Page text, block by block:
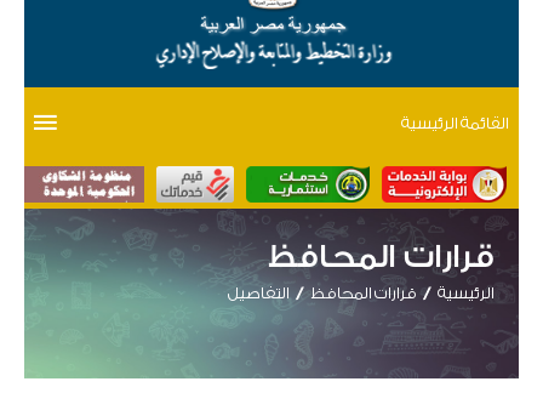
القائمة الرئيسية
قرارات المحافظ
الرئيسية قرارات المحافظ التفاصيل